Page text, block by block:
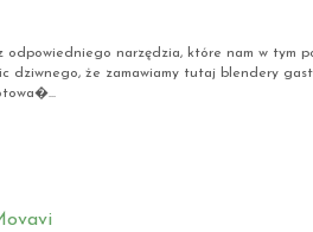
narzędzia, które nam w tym
że zamawiamy tutaj blendery